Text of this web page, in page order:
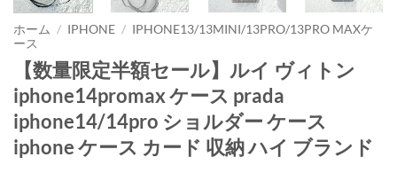
ホーム / IPHONE / IPHONE13/13MINI/13PRO/13PRO MAXケ
ース
【数量限定半額セール】ルイ ヴィトン
iphone14promax ケース prada
iphone14/14pro ショルダー ケース
iphone ケース カード 収納 ハイ ブランド